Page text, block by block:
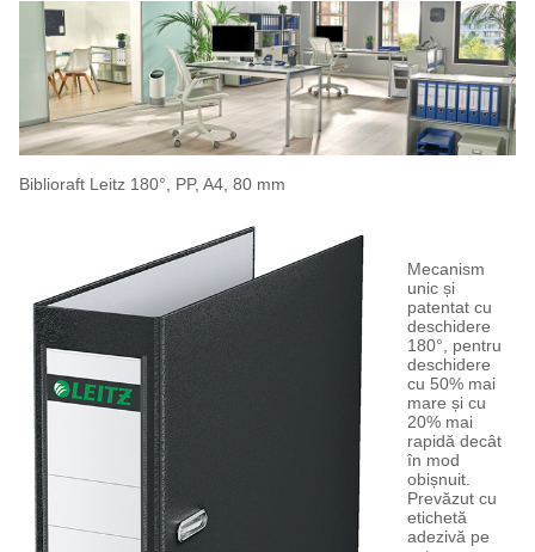
Biblioraft Leitz 180°, PP, A4, 80 mm
Mecanism
unic și
patentat cu
deschidere
180°, pentru
deschidere
cu 50% mai
mare și cu
20% mai
rapidă decât
în mod
obișnuit.
Prevăzut cu
etichetă
adezivă pe